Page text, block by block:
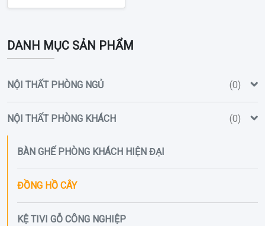
DANH MỤC SẢN PHẨM
NỘI THẤT PHÒNG NGỦ (0)
NỘI THẤT PHÒNG KHÁCH (0)
BÀN GHẾ PHÒNG KHÁCH HIỆN ĐẠI
ĐỒNG HỒ CÂY
KỆ TIVI GỖ CÔNG NGHIỆP